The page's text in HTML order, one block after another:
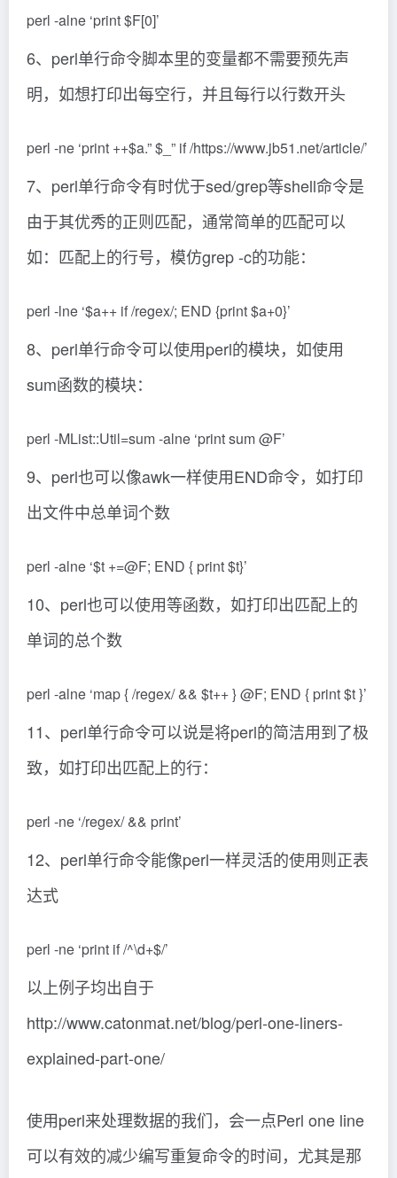
perl -alne ‘print $F[0]’
6、perl单行命令脚本里的变量都不需要预先声
明，如想打印出每空行，并且每行以行数开头
perl -ne ‘print ++$a.” $_” if /https://www.jb51.net/article/’
7、perl单行命令有时优于sed/grep等shell命令是
由于其优秀的正则匹配，通常简单的匹配可以
如：匹配上的行号，模仿grep -c的功能：
perl -lne ‘$a++ if /regex/; END {print $a+0}’
8、perl单行命令可以使用perl的模块，如使用
sum函数的模块：
perl -MList::Util=sum -alne ‘print sum @F’
9、perl也可以像awk一样使用END命令，如打印
出文件中总单词个数
perl -alne ‘$t +=@F; END { print $t}’
10、perl也可以使用等函数，如打印出匹配上的
单词的总个数
perl -alne ‘map { /regex/ && $t++ } @F; END { print $t }’
11、perl单行命令可以说是将perl的简洁用到了极
致，如打印出匹配上的行：
perl -ne ‘/regex/ && print’
12、perl单行命令能像perl一样灵活的使用则正表
达式
perl -ne ‘print if /^\d+$/’
以上例子均出自于
http://www.catonmat.net/blog/perl-one-liners-
explained-part-one/
使用perl来处理数据的我们，会一点Perl one line
可以有效的减少编写重复命令的时间，尤其是那